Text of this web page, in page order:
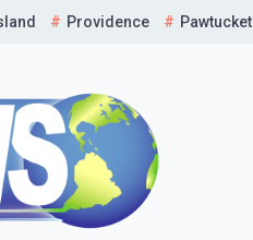
Providence Pawtucket